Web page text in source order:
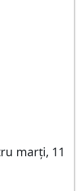
marți, 11